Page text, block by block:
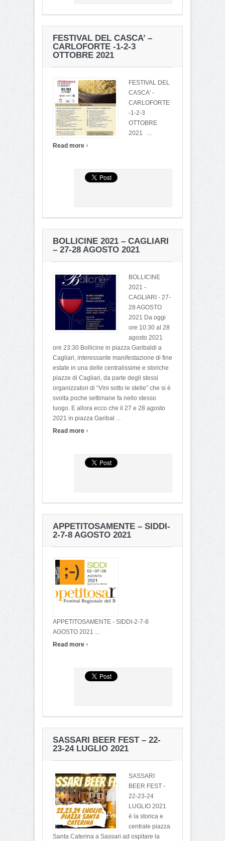
FESTIVAL DEL CASCA’ –
CARLOFORTE -1-2-3
OTTOBRE 2021
FESTIVAL DEL
CASCA' -
CARLOFORTE
-1-2-3
OTTOBRE
2021 ...
Read more ›
BOLLICINE 2021 – CAGLIARI
– 27-28 AGOSTO 2021
BOLLICINE
2021 -
CAGLIARI - 27-
28 AGOSTO
2021 Da oggi
ore 10:30 al 28
agosto 2021
ore 23:30 Bollicine in piazza Garibaldi a
Cagliari, interessante manifestazione di fine
estate in una delle centralissime e storiche
piazze di Cagliari, da parte degli stessi
organizzatori di “Vini sotto le stelle” che si è
svolta poche settimane fa nello stesso
luogo. E allora ecco che il 27 e 28 agosto
2021 in piazza Garibal ...
Read more ›
APPETITOSAMENTE – SIDDI-
2-7-8 AGOSTO 2021
APPETITOSAMENTE - SIDDI-2-7-8
AGOSTO 2021 ...
Read more ›
SASSARI BEER FEST – 22-
23-24 LUGLIO 2021
SASSARI
BEER FEST -
22-23-24
LUGLIO 2021
è la storica e
centrale piazza
Santa Caterina a Sassari ad ospitare la